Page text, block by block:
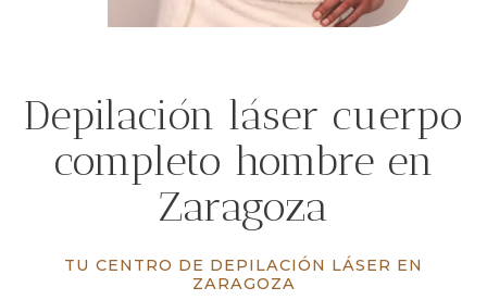
Depilación láser cuerpo
completo hombre en
Zaragoza
TU CENTRO DE DEPILACIÓN LÁSER EN
ZARAGOZA